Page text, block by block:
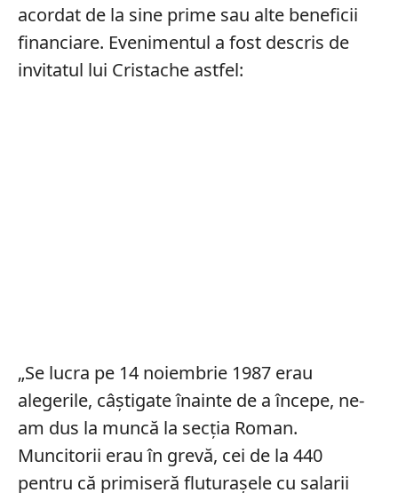
acordat de la sine prime sau alte beneficii
financiare. Evenimentul a fost descris de
invitatul lui Cristache astfel:
„Se lucra pe 14 noiembrie 1987 erau
alegerile, câștigate înainte de a începe, ne-
am dus la muncă la secția Roman.
Muncitorii erau în grevă, cei de la 440
pentru că primiseră fluturașele cu salarii